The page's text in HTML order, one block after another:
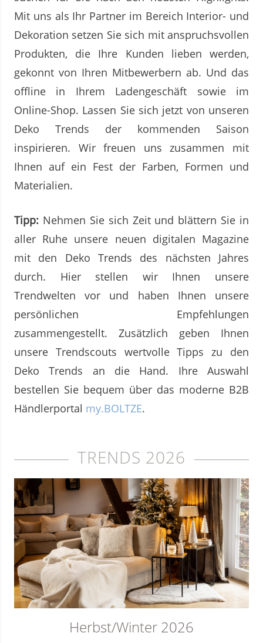
Mit uns als Ihr Partner im Bereich Interior- und
Dekoration setzen Sie sich mit anspruchsvollen
Produkten, die Ihre Kunden lieben werden,
gekonnt von Ihren Mitbewerbern ab. Und das
offline in Ihrem Ladengeschäft sowie im
Online-Shop. Lassen Sie sich jetzt von unseren
Deko Trends der kommenden Saison
inspirieren. Wir freuen uns zusammen mit
Ihnen auf ein Fest der Farben, Formen und
Materialien.
Tipp: Nehmen Sie sich Zeit und blättern Sie in
aller Ruhe unsere neuen digitalen Magazine
mit den Deko Trends des nächsten Jahres
durch. Hier stellen wir Ihnen unsere
Trendwelten vor und haben Ihnen unsere
persönlichen Empfehlungen
zusammengestellt. Zusätzlich geben Ihnen
unsere Trendscouts wertvolle Tipps zu den
Deko Trends an die Hand. Ihre Auswahl
bestellen Sie bequem über das moderne B2B
Händlerportal my.BOLTZE.
TRENDS 2026
Herbst/Winter 2026